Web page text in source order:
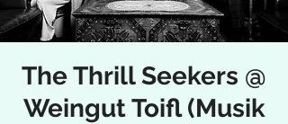
The Thrill Seekers @
Weingut Toifl (Musik